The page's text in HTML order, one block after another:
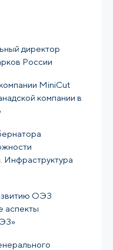
директор
России
MiniCut
компании в
Инфраструктура
ОЭЗ
аспекты